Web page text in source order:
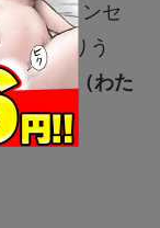
」をコンセ
ぶいありう
あひる（わた